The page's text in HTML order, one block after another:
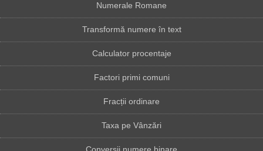
Numerale Romane
Transformă numere în text
Calculator procentaje
Factori primi comuni
Fracții ordinare
Taxa pe Vânzări